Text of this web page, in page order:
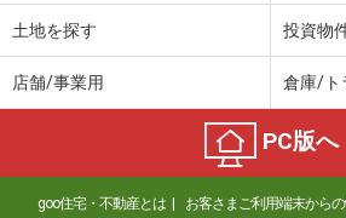
土地を探す 投資物
店舗/事業用 倉庫/ト
PC版へ
goo住宅・不動産とは お客さまご利用端末から